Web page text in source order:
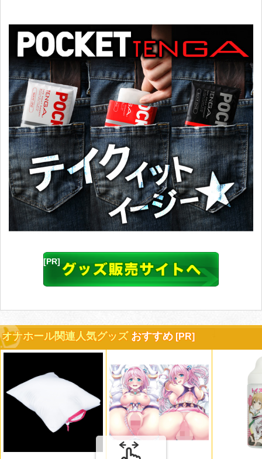
オナホール関連人気グッズおすすめ